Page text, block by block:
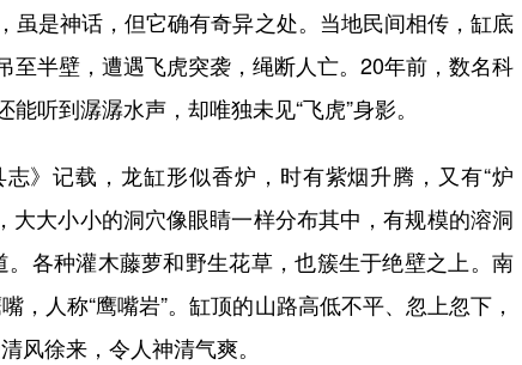
是神话，但它确有奇异之处。当地民间相传，缸底
至半壁，遭遇飞虎突袭，绳断人亡。20年前，数名科
听到潺潺水声，却唯独未见“飞虎”身影。
记载，龙缸形似香炉，时有紫烟升腾，又有“炉
大小小的洞穴像眼睛一样分布其中，有规模的溶洞
各种灌木藤萝和野生花草，也簇生于绝壁之上。南
人称“鹰嘴岩”。缸顶的山路高低不平、忽上忽下，
风徐来，令人神清气爽。